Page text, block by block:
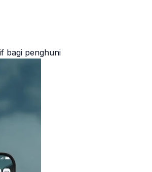
bagi penghuni